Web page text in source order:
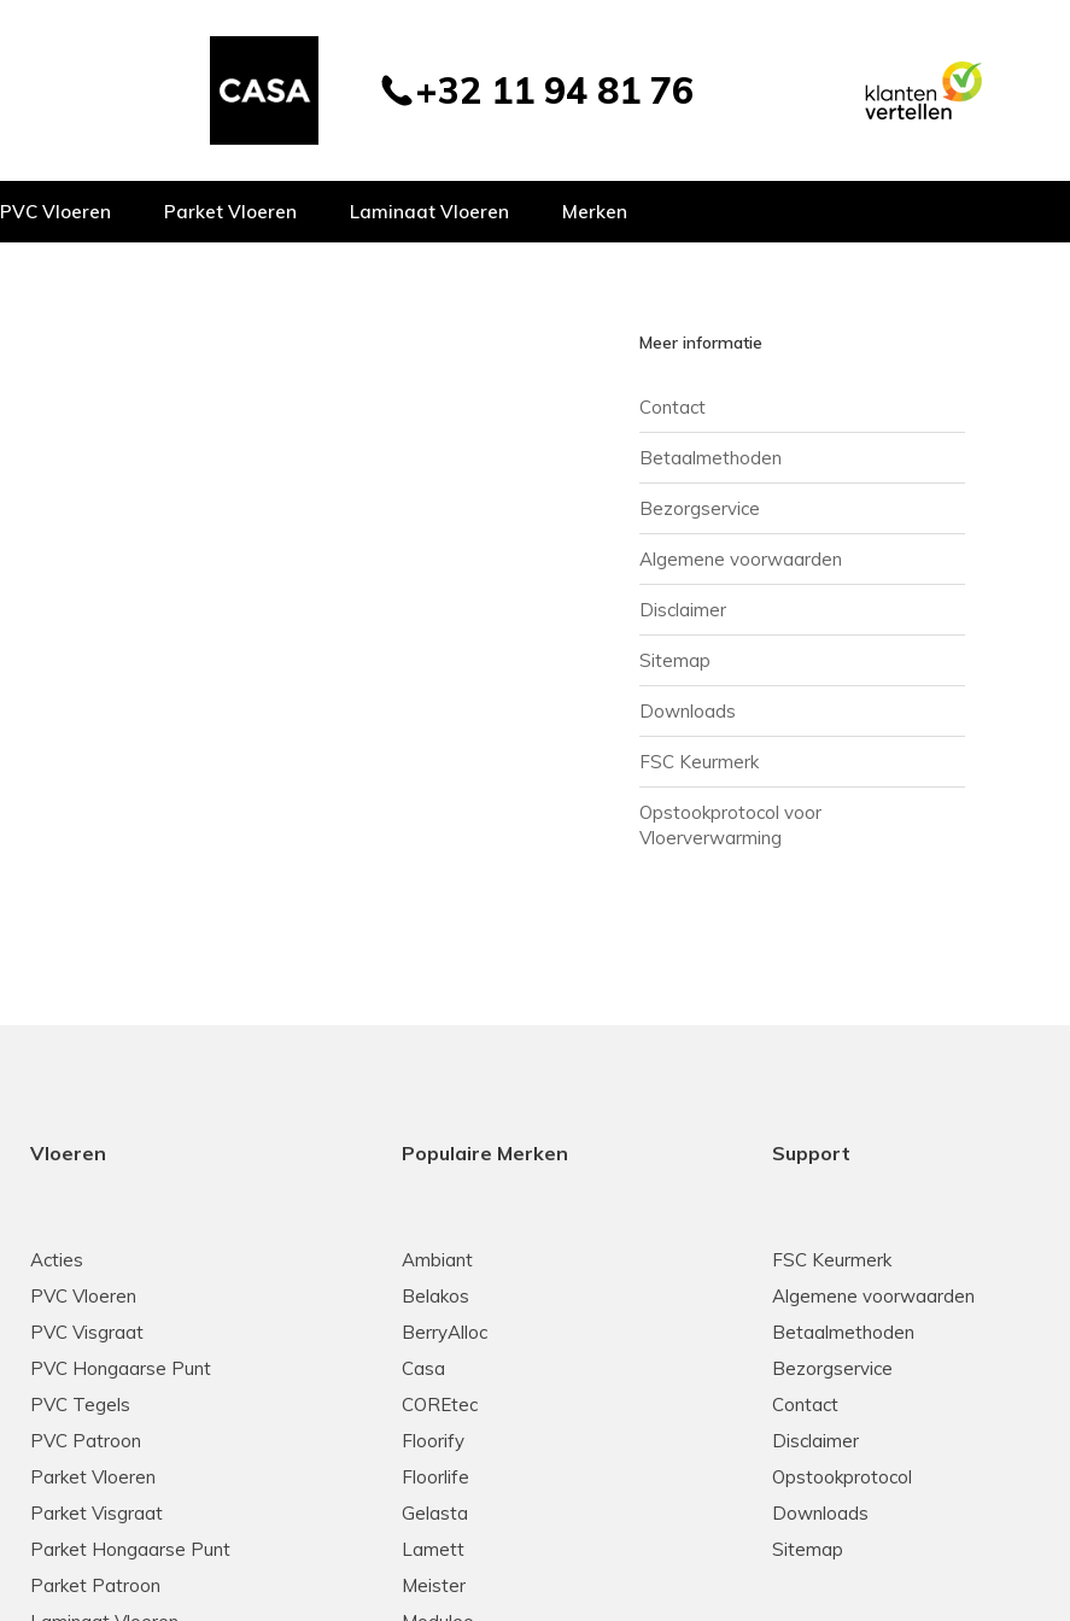
+32 11 94 81 76
PVC Vloeren Parket Vloeren Laminaat Vloeren Merken
Meer informatie
Contact
Betaalmethoden
Bezorgservice
Algemene voorwaarden
Disclaimer
Sitemap
Downloads
FSC Keurmerk
Opstookprotocol voor
Vloerverwarming
Vloeren
Acties
PVC Vloeren
PVC Visgraat
PVC Hongaarse Punt
PVC Tegels
PVC Patroon
Parket Vloeren
Parket Visgraat
Parket Hongaarse Punt
Parket Patroon
Populaire Merken
Ambiant
Belakos
BerryAlloc
Casa
COREtec
Floorify
Floorlife
Gelasta
Lamett
Meister
Support
FSC Keurmerk
Algemene voorwaarden
Betaalmethoden
Bezorgservice
Contact
Disclaimer
Opstookprotocol
Downloads
Sitemap